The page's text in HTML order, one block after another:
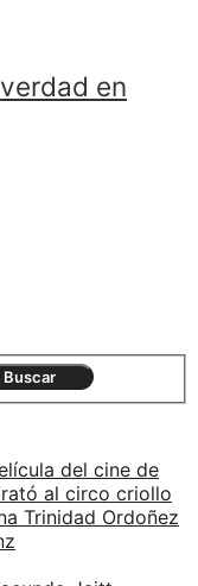
en
del cine de
al circo criollo
Trinidad Ordoñez